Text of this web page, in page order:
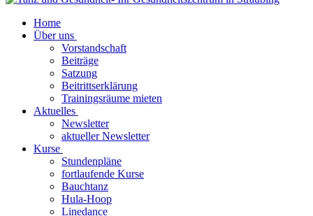
Home
Über uns
Vorstandschaft
Beiträge
Satzung
Beitrittserklärung
Trainingsräume mieten
Aktuelles
Newsletter
aktueller Newsletter
Kurse
Stundenpläne
fortlaufende Kurse
Bauchtanz
Hula-Hoop
Linedance